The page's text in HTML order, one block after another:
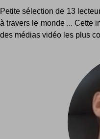
Petite sélection de 13
à travers le monde ... Cette
des médias vidéo les plus